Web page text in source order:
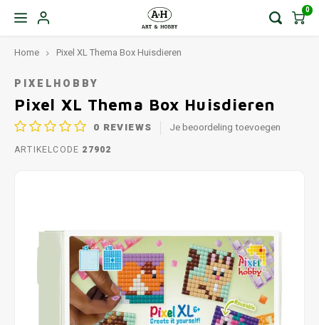
0
Home Pixel XL Thema Box Huisdieren
PIXELHOBBY
Pixel XL Thema Box Huisdieren
0 REVIEWS Je beoordeling toevoegen
ARTIKELCODE 27902